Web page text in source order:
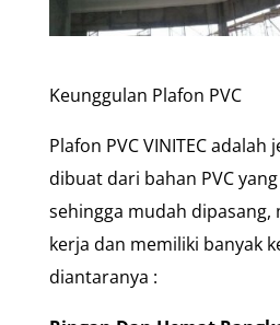
Keunggulan Plafon PVC
Plafon PVC VINITEC
dibuat dari bahan PVC
sehingga mudah dipasang,
kerja dan memiliki banyak
diantaranya :